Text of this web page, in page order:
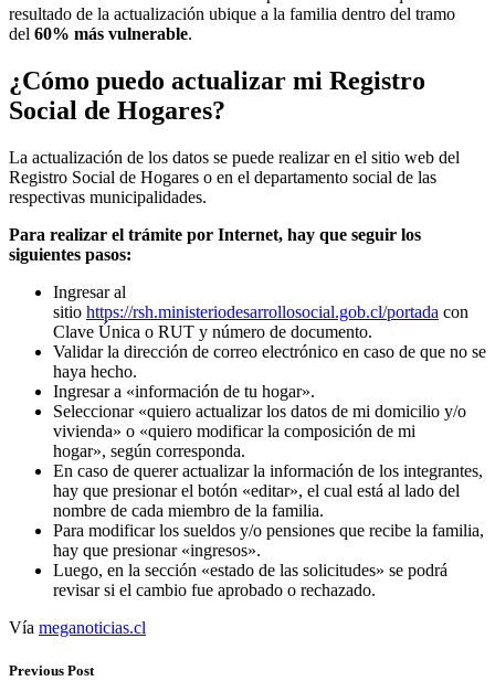
resultado de la actualización ubique a la familia dentro del tramo
del 60% más vulnerable.
¿Cómo puedo actualizar mi Registro
Social de Hogares?
La actualización de los datos se puede realizar en el sitio web del
Registro Social de Hogares o en el departamento social de las
respectivas municipalidades.
Para realizar el trámite por Internet, hay que seguir los
siguientes pasos:
Ingresar al
sitio https://rsh.ministeriodesarrollosocial.gob.cl/portada con
Clave Única o RUT y número de documento.
Validar la dirección de correo electrónico en caso de que no se
haya hecho.
Ingresar a «información de tu hogar».
Seleccionar «quiero actualizar los datos de mi domicilio y/o
vivienda» o «quiero modificar la composición de mi
hogar», según corresponda.
En caso de querer actualizar la información de los integrantes,
hay que presionar el botón «editar», el cual está al lado del
nombre de cada miembro de la familia.
Para modificar los sueldos y/o pensiones que recibe la familia,
hay que presionar «ingresos».
Luego, en la sección «estado de las solicitudes» se podrá
revisar si el cambio fue aprobado o rechazado.
Vía meganoticias.cl
Previous Post